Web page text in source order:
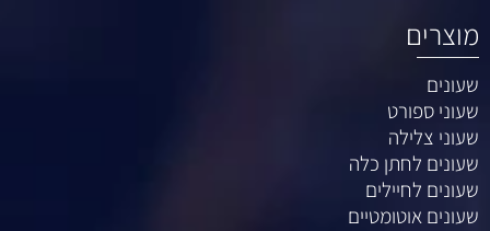
מוצרים
שעונים
שעוני ספורט
שעוני צלילה
שעונים לחתן כלה
שעונים לחיילים
שעונים אוטומטיים